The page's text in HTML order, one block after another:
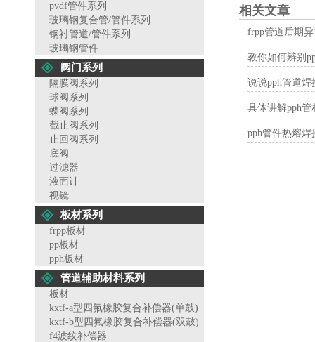
pvdf管件系列
玻璃钢复合管/管件系列
钢衬管道/管件系列
玻璃钢管件
阀门系列
隔膜阀系列
球阀系列
蝶阀系列
截止阀系列
止回阀系列
底阀
过滤器
液面计
视镜
板材系列
frpp板材
pp板材
pph板材
管道辅助材料系列
板材
kxtf-a型四氟橡胶复合补偿器(单鼓)
kxtf-b型四氟橡胶复合补偿器(双鼓)
f4波纹补偿器
相关文章
frpp管道后期
教你如何辨别
说说pph管道
具体讲解pph
pph管件热熔